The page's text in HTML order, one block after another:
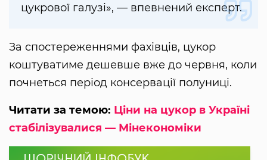
цукрової галузі», — впевнений експерт.
За спостереженнями фахівців, цукор
коштуватиме дешевше вже до червня, коли
почнеться період консервації полуниці.
Читати за темою: Ціни на цукор в Україні
стабілізувалися — Мінекономіки